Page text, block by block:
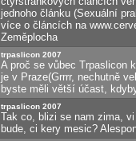
jednoho článku (Sexuální
více o článcích na
Zeměplocha
trpaslicon 2007
A proč se vůbec Trpaslicon
je v Praze(Grrrr, nechutně
byste měli větší účast,
trpaslicon 2007
Tak co, blizi se nam zima,
bude, ci kery mesic?